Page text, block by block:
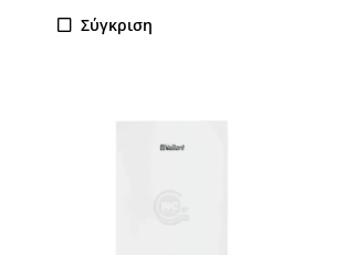
Σύγκριση